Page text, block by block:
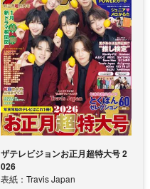
ザテレビジョンお正月超特大号 2
026
表紙：Travis Japan